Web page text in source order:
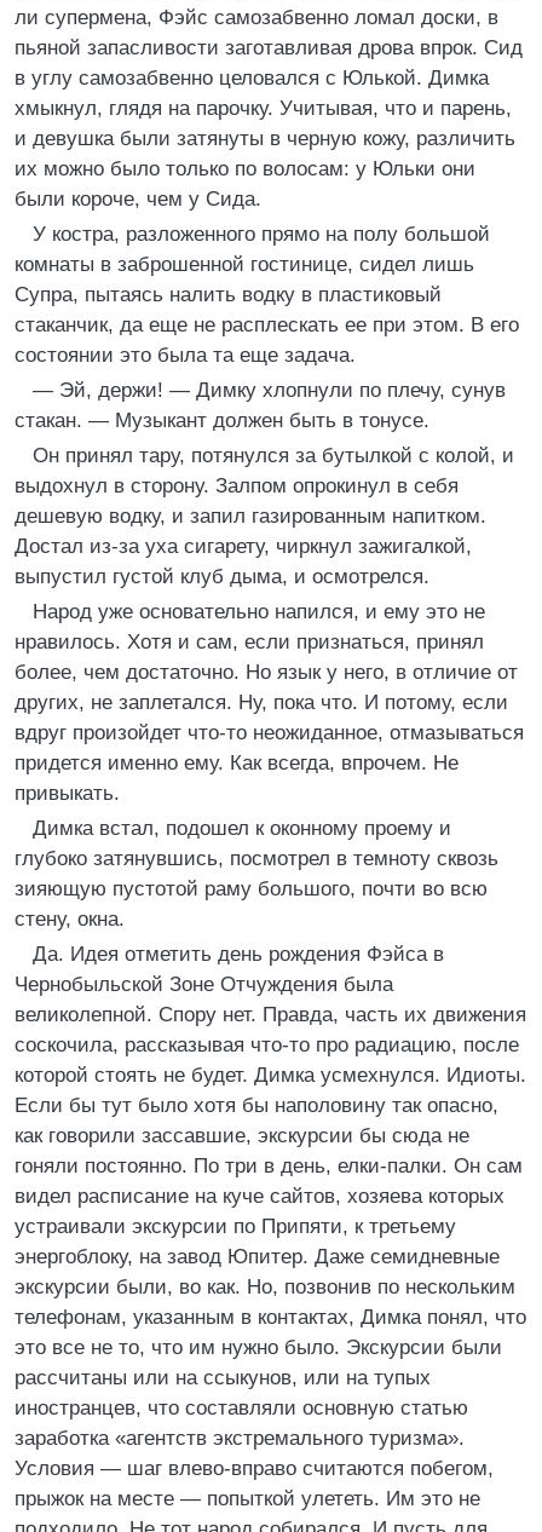
ли супермена, Фэйс самозабвенно ломал доски, в
пьяной запасливости заготавливая дрова впрок. Сид
в углу самозабвенно целовался с Юлькой. Димка
хмыкнул, глядя на парочку. Учитывая, что и парень,
и девушка были затянуты в черную кожу, различить
их можно было только по волосам: у Юльки они
были короче, чем у Сида.
У костра, разложенного прямо на полу большой
комнаты в заброшенной гостинице, сидел лишь
Супра, пытаясь налить водку в пластиковый
стаканчик, да еще не расплескать ее при этом. В его
состоянии это была та еще задача.
— Эй, держи! — Димку хлопнули по плечу, сунув
стакан. — Музыкант должен быть в тонусе.
Он принял тару, потянулся за бутылкой с колой, и
выдохнул в сторону. Залпом опрокинул в себя
дешевую водку, и запил газированным напитком.
Достал из-за уха сигарету, чиркнул зажигалкой,
выпустил густой клуб дыма, и осмотрелся.
Народ уже основательно напился, и ему это не
нравилось. Хотя и сам, если признаться, принял
более, чем достаточно. Но язык у него, в отличие от
других, не заплетался. Ну, пока что. И потому, если
вдруг произойдет что-то неожиданное, отмазываться
придется именно ему. Как всегда, впрочем. Не
привыкать.
Димка встал, подошел к оконному проему и
глубоко затянувшись, посмотрел в темноту сквозь
зияющую пустотой раму большого, почти во всю
стену, окна.
Да. Идея отметить день рождения Фэйса в
Чернобыльской Зоне Отчуждения была
великолепной. Спору нет. Правда, часть их движения
соскочила, рассказывая что-то про радиацию, после
которой стоять не будет. Димка усмехнулся. Идиоты.
Если бы тут было хотя бы наполовину так опасно,
как говорили зассавшие, экскурсии бы сюда не
гоняли постоянно. По три в день, елки-палки. Он сам
видел расписание на куче сайтов, хозяева которых
устраивали экскурсии по Припяти, к третьему
энергоблоку, на завод Юпитер. Даже семидневные
экскурсии были, во как. Но, позвонив по нескольким
телефонам, указанным в контактах, Димка понял, что
это все не то, что им нужно было. Экскурсии были
рассчитаны или на ссыкунов, или на тупых
иностранцев, что составляли основную статью
заработка «агентств экстремального туризма».
Условия — шаг влево-вправо считаются побегом,
прыжок на месте — попыткой улететь. Им это не